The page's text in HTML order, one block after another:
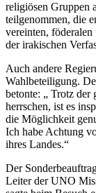
religiösen Gruppen
teilgenommen, die
vereinten,
der irakischen
Auch andere
Wahlbeteiligung.
betonte: „ Trotz der
herrschen, ist es
die Möglichkeit
Ich habe Achtung
ihres Landes.“
Der
Leiter der UNO